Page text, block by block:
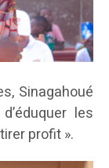
Sinagahoué
les
profit ».